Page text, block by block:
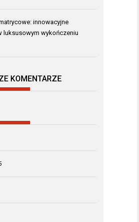
innowacyjne
luksusowym wykończeniu
KOMENTARZE